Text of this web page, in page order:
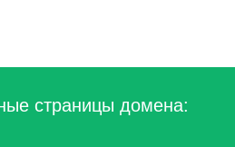
страницы домена: